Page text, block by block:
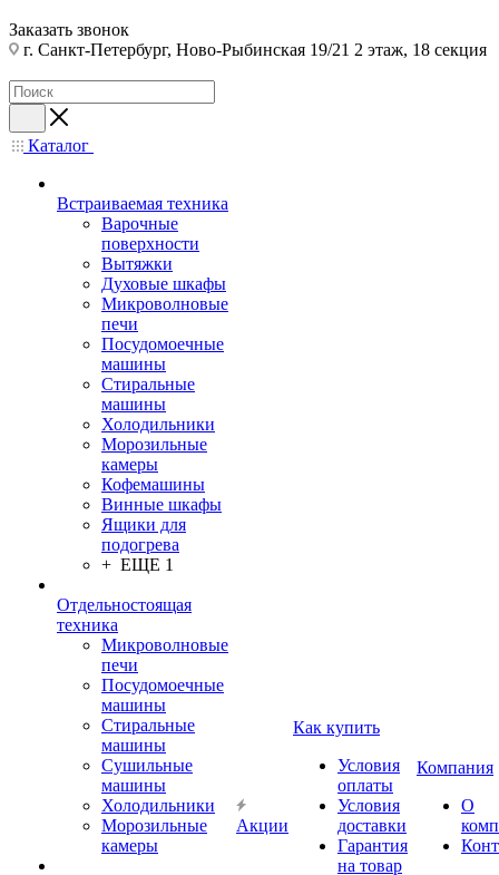
Заказать звонок
г. Санкт-Петербург, Ново-Рыбинская 19/21 2 этаж, 18 секция
Каталог
Встраиваемая техника
Варочные
поверхности
Вытяжки
Духовые шкафы
Микроволновые
печи
Посудомоечные
машины
Стиральные
машины
Холодильники
Морозильные
камеры
Кофемашины
Винные шкафы
Ящики для
подогрева
+ ЕЩЕ 1
Отдельностоящая
техника
Микроволновые
печи
Посудомоечные
машины
Стиральные
машины
Сушильные
машины
Холодильники
Морозильные
камеры
Акции
Как купить
Условия
оплаты
Условия
доставки
Гарантия
на товар
Компания
О